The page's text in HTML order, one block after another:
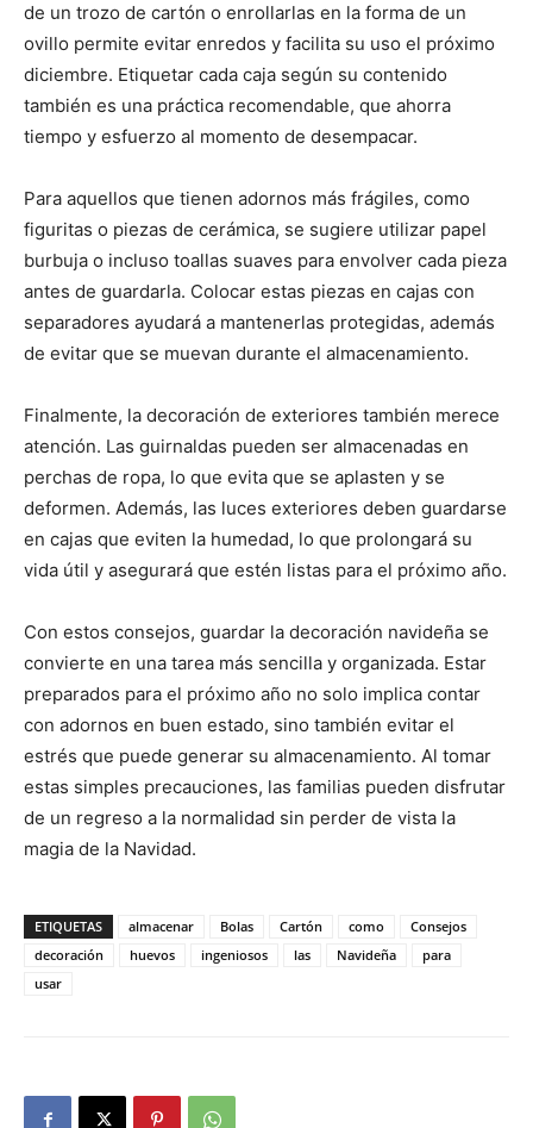
de un trozo de cartón o enrollarlas en la forma de un
ovillo permite evitar enredos y facilita su uso el próximo
diciembre. Etiquetar cada caja según su contenido
también es una práctica recomendable, que ahorra
tiempo y esfuerzo al momento de desempacar.
Para aquellos que tienen adornos más frágiles, como
figuritas o piezas de cerámica, se sugiere utilizar papel
burbuja o incluso toallas suaves para envolver cada pieza
antes de guardarla. Colocar estas piezas en cajas con
separadores ayudará a mantenerlas protegidas, además
de evitar que se muevan durante el almacenamiento.
Finalmente, la decoración de exteriores también merece
atención. Las guirnaldas pueden ser almacenadas en
perchas de ropa, lo que evita que se aplasten y se
deformen. Además, las luces exteriores deben guardarse
en cajas que eviten la humedad, lo que prolongará su
vida útil y asegurará que estén listas para el próximo año.
Con estos consejos, guardar la decoración navideña se
convierte en una tarea más sencilla y organizada. Estar
preparados para el próximo año no solo implica contar
con adornos en buen estado, sino también evitar el
estrés que puede generar su almacenamiento. Al tomar
estas simples precauciones, las familias pueden disfrutar
de un regreso a la normalidad sin perder de vista la
magia de la Navidad.
ETIQUETAS almacenar Bolas Cartón como
Consejos
decoración
huevos ingeniosos las Navideña
para
usar